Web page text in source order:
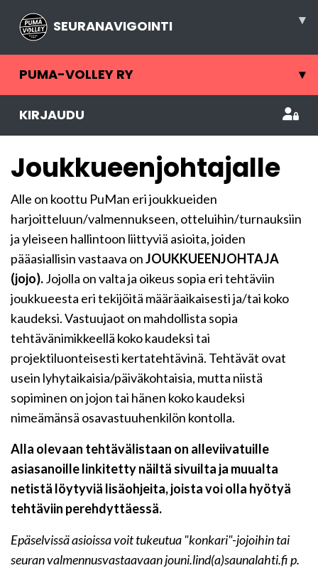
SEURANAVIGOINTI ▾
PUMA-VOLLEY RY ▾
KIRJAUDU
Joukkueenjohtajalle
Alle on koottu PuMan eri joukkueiden
harjoitteluun/valmennukseen, otteluihin/turnauksiin
ja yleiseen hallintoon liittyviä asioita, joiden
pääasiallisin vastaava onJOUKKUEENJOHTAJA
(jojo).Jojolla on valta ja oikeus sopia eri tehtäviin
joukkueesta eri tekijöitä määräaikaisesti ja/tai koko
kaudeksi. Vastuujaot on mahdollista sopia
tehtävänimikkeellä koko kaudeksi tai
projektiluonteisesti kertatehtävinä. Tehtävät ovat
usein lyhytaikaisia/päiväkohtaisia, mutta niistä
sopiminen on jojon tai hänen koko kaudeksi
nimeämänsä osavastuuhenkilön kontolla.
Alla olevaan tehtävälistaan on alleviivatuille
asiasanoille linkitetty näiltä sivuilta ja muualta
netistä löytyviä lisäohjeita, joista voi olla hyötyä
tehtäviin perehdyttäessä.
Epäselvissä asioissa voit tukeutua "konkari"-jojoihin tai
seuran valmennusvastaavaan jouni.lind(a)saunalahti.fi p.